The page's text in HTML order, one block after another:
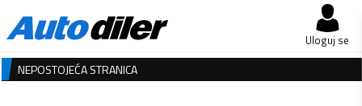
Uloguj se
NEPOSTOJEĆA STRANICA